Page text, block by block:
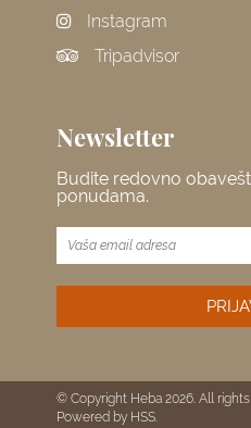
Instagram
Tripadvisor
Newsletter
Budite redovno
ponudama.
© Copyright Heba 2026. All
Powered by HSS.